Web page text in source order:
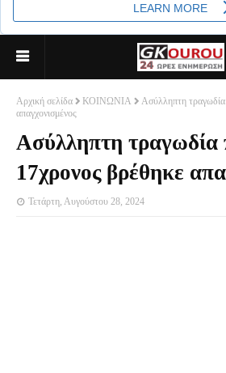
Αρχική σελίδα ΚΟΙΝΩΝΙΑ
Ασύλληπτη τραγωδία
απαγχονισμένος
Ασύλληπτη τραγωδία
17χρονος βρέθηκε
Τετάρτη, Αυγούστου 28, 2024